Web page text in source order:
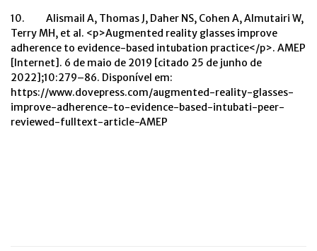
10. Alismail A, Thomas J, Daher NS, Cohen A, Almutairi W,
Terry MH, et al. <p>Augmented reality glasses improve
adherence to evidence-based intubation practice</p>. AMEP
[Internet]. 6 de maio de 2019 [citado 25 de junho de
2022];10:279–86. Disponível em:
https://www.dovepress.com/augmented-reality-glasses-
improve-adherence-to-evidence-based-intubati-peer-
reviewed-fulltext-article-AMEP